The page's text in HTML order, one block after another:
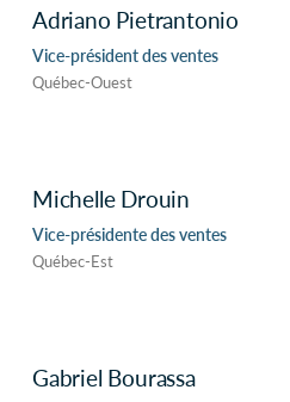
Adriano Pietrantonio
Vice-président des ventes
Québec-Ouest
Michelle Drouin
Vice-présidente des ventes
Québec-Est
Gabriel Bourassa